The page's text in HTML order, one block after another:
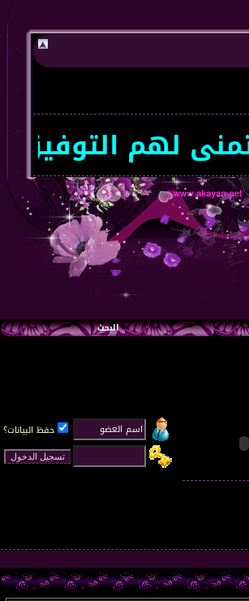
التوفيق
البحث
حفظ البيانات؟